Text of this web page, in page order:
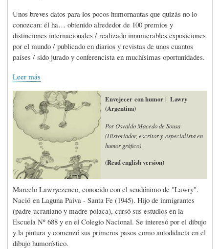
Unos breves datos para los pocos humornautas que quizás no lo
conozcan: él ha… obtenido alrededor de 100 premios y
distinciones internacionales / realizado innumerables exposiciones
por el mundo / publicado en diarios y revistas de unos cuantos
países / sido jurado y conferencista en muchísimas oportunidades.
Leer más
Envejecer con humor | Lawry
(Argentina)
Por Osvaldo Macedo de Sousa
(Historiador, escritor y especialista en
humor gráfico)
(Read english version)
Marcelo Lawryczenco, conocido con el seudónimo de "Lawry".
Nació en Laguna Paiva - Santa Fe (1945). Hijo de inmigrantes
(padre ucraniano y madre polaca), cursó sus estudios en la
Escuela Nº 688 y en el Colegio Nacional. Se interesó por el dibujo
y la pintura y comenzó sus primeros pasos como autodidacta en el
dibujo humorístico.